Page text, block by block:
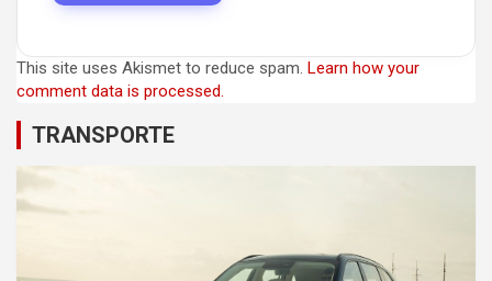
This site uses Akismet to reduce spam. Learn how your
comment data is processed.
TRANSPORTE